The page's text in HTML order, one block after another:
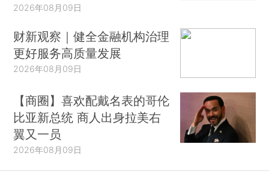
2026年08月09日
财新观察｜健全金融机构治理
更好服务高质量发展
2026年08月09日
【商圈】喜欢配戴名表的哥伦
比亚新总统 商人出身拉美右
翼又一员
2026年08月09日